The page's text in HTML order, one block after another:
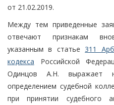
от 21.02.2019.
Между тем приведенные
отвечают признакам
указанным в статье311
кодекса Российской
Одинцов А.Н. выражает
определением судебной
при принятии судебного